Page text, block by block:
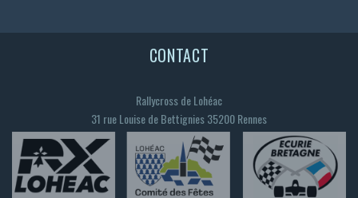
CONTACT
Rallycross de Lohéac
31 rue Louise de Bettignies 35200 Rennes